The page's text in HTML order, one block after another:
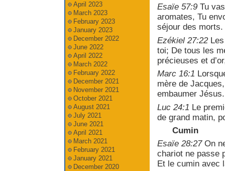
Esaïe 57:9Tu vas
aromates, Tu
séjour des morts.
Ezékiel 27:22Les
toi; De tous les
précieuses et
Marc 16:1
mère de
embaumer Jésus.
Luc 24:1 Le
de grand matin,
Cumin
Esaïe 28:27On
chariot ne passe
Et le cumin avec
April 2023
March 2023
February 2023
January 2023
December 2022
June 2022
April 2022
March 2022
February 2022
December 2021
November 2021
October 2021
August 2021
July 2021
June 2021
April 2021
March 2021
February 2021
January 2021
December 2020